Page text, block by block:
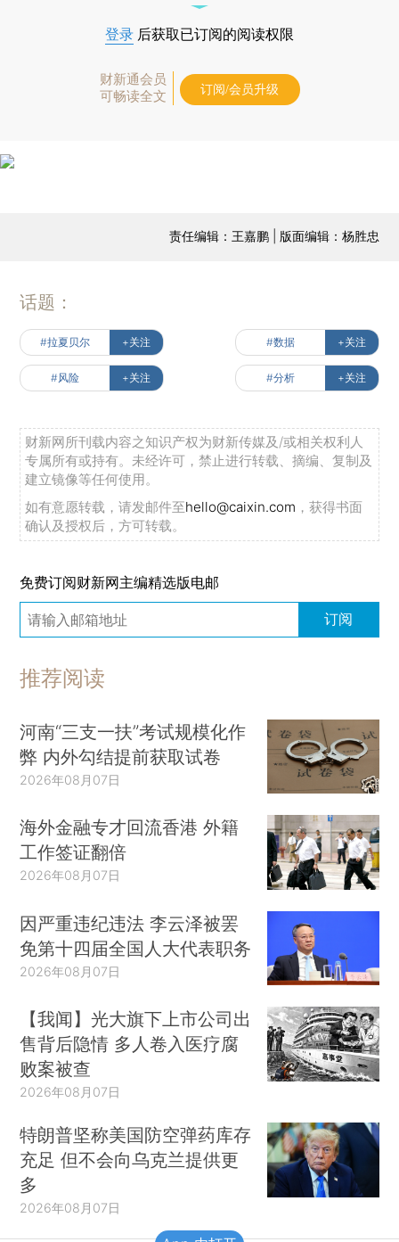
登录 后获取已订阅的阅读权限
财新通会员
可畅读全文
订阅/会员升级
责任编辑：王嘉鹏 | 版面编辑：杨胜忠
话题：
#拉夏贝尔 +关注 #数据 +关注
#风险 +关注 #分析 +关注
财新网所刊载内容之知识产权为财新传媒及/或相关权利人
专属所有或持有。未经许可，禁止进行转载、摘编、复制及
建立镜像等任何使用。
如有意愿转载，请发邮件至hello@caixin.com ，获得书面
确认及授权后，方可转载。
免费订阅财新网主编精选版电邮
订阅
推荐阅读
河南“三支一扶”考试规模化作
弊 内外勾结提前获取试卷
2026年08月07日
海外金融专才回流香港 外籍
工作签证翻倍
2026年08月07日
因严重违纪违法 李云泽被罢
免第十四届全国人大代表职务
2026年08月07日
【我闻】光大旗下上市公司出
售背后隐情 多人卷入医疗腐
败案被查
2026年08月07日
特朗普坚称美国防空弹药库存
充足 但不会向乌克兰提供更
多
2026年08月07日